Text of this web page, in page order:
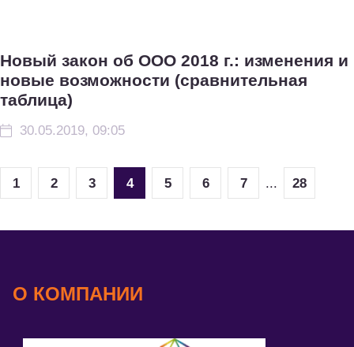
Новый закон об ООО 2018 г.: изменения и
новые возможности (сравнительная
таблица)
30.05.2019, 09:05
1 2 3 4 5 6 7 ... 28
О КОМПАНИИ